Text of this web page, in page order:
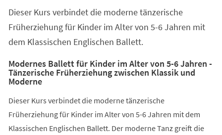
Dieser Kurs verbindet die moderne tänzerische
Früherziehung für Kinder im Alter von 5-6 Jahren mit
dem Klassischen Englischen Ballett.
Modernes Ballett für Kinder im Alter von 5-6 Jahren -
Tänzerische Früherziehung zwischen Klassik und
Moderne
Dieser Kurs verbindet die moderne tänzerische
Früherziehung für Kinder im Alter von 5-6 Jahren mit dem
Klassischen Englischen Ballett. Der moderne Tanz greift die